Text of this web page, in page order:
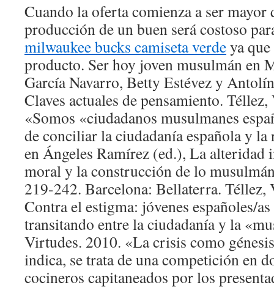
Cuando la oferta comienza a ser mayor
producción de un buen será costoso
milwaukee bucks camiseta verdeya
producto. Ser hoy joven musulmán en
García Navarro, Betty Estévez y
Claves actuales de pensamiento.
«Somos «ciudadanos musulmanes
de conciliar la ciudadanía española y
en Ángeles Ramírez (ed.), La alteridad
moral y la construcción de lo
219-242. Barcelona: Bellaterra. Téllez,
Contra el estigma: jóvenes españoles/
transitando entre la ciudadanía y la
Virtudes. 2010. «La crisis como
indica, se trata de una competición en
cocineros capitaneados por los